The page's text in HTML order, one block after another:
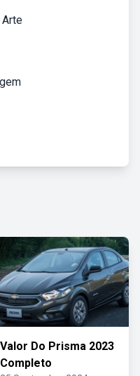
Arte
Valor Do Prisma 2023
Completo